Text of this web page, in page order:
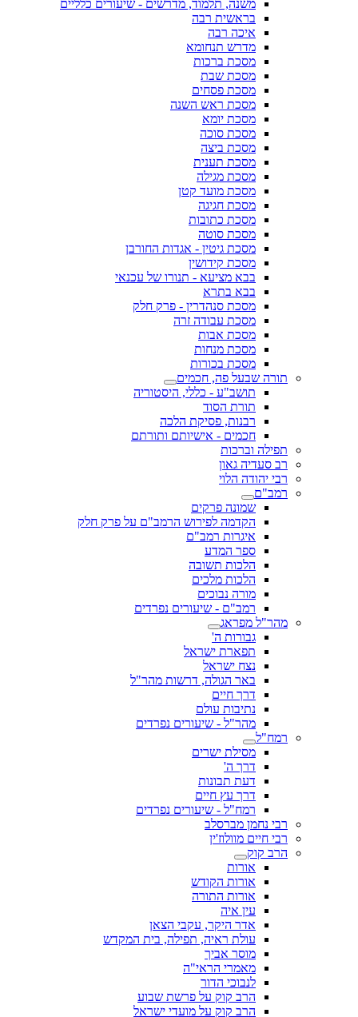
משנה, תלמוד, מדרשים - שיעורים כלליים
בראשית רבה
איכה רבה
מדרש תנחומא
מסכת ברכות
מסכת שבת
מסכת פסחים
מסכת ראש השנה
מסכת יומא
מסכת סוכה
מסכת ביצה
מסכת תענית
מסכת מגילה
מסכת מועד קטן
מסכת חגיגה
מסכת כתובות
מסכת סוטה
מסכת גיטין - אגדות החורבן
מסכת קידושין
בבא מציעא - תנורו של עכנאי
בבא בתרא
מסכת סנהדרין - פרק חלק
מסכת עבודה זרה
מסכת אבות
מסכת מנחות
מסכת בכורות
תורה שבעל פה, חכמים
תושב"ע - כללי, היסטוריה
תורת הסוד
רבנות, פסיקת הלכה
חכמים - אישיותם ותורתם
תפילה וברכות
רב סעדיה גאון
רבי יהודה הלוי
רמב"ם
שמונה פרקים
הקדמה לפירוש הרמב"ם על פרק חלק
איגרות רמב"ם
ספר המדע
הלכות תשובה
הלכות מלכים
מורה נבוכים
רמב"ם - שיעורים נפרדים
מהר"ל מפראג
גבורות ה'
תפארת ישראל
נצח ישראל
באר הגולה, דרשות מהר"ל
דרך חיים
נתיבות עולם
מהר"ל - שיעורים נפרדים
רמח"ל
מסילת ישרים
דרך ה'
דעת תבונות
דרך עץ חיים
רמח"ל - שיעורים נפרדים
רבי נחמן מברסלב
רבי חיים מוולוז'ין
הרב קוק
אורות
אורות הקודש
אורות התורה
עין איה
אדר היקר, עקבי הצאן
עולת ראיה, תפילה, בית המקדש
מוסר אביך
מאמרי הראי"ה
לנבוכי הדור
הרב קוק על פרשת שבוע
הרב קוק על מועדי ישראל